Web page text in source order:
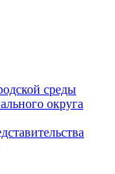
среды
округа